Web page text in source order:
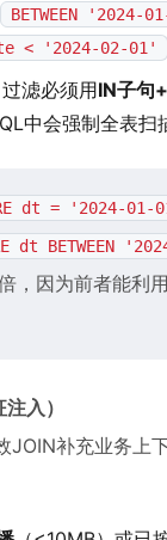
BETWEEN '2024-
< '2024-02-01'
滤必须用IN子句
中会强制全表扫
dt = '2024-
dt BETWEEN
，因为前者能利
入）
JOIN补充业务上